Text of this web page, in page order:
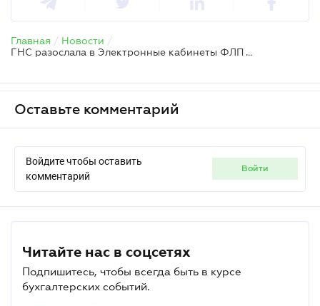
Главная / Новости /
ГНС разослала в Электронные кабинеты ФЛП требования о Налоговом расчете за месяц: что делать
Оставьте комментарий
Войдите чтобы оставить
комментарий
войти
Читайте нас в соцсетях
Подпишитесь, чтобы всегда быть в курсе
бухгалтерских событий.